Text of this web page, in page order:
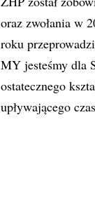
oraz zwołania w
roku
MY jesteśmy dla
ostatecznego
upływającego